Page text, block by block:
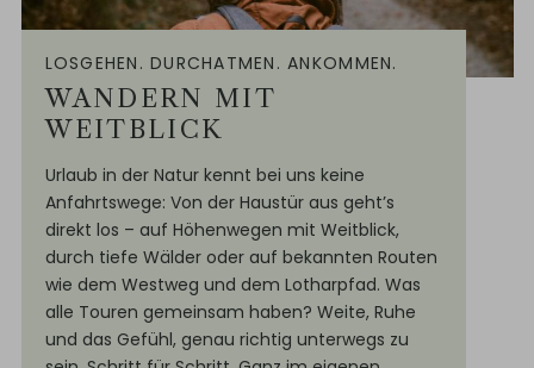
LOSGEHEN. DURCHATMEN. ANKOMMEN.
WANDERN MIT
WEITBLICK
Urlaub in der Natur kennt bei uns keine
Anfahrtswege: Von der Haustür aus geht’s
direkt los – auf Höhenwegen mit Weitblick,
durch tiefe Wälder oder auf bekannten Routen
wie dem Westweg und dem Lotharpfad. Was
alle Touren gemeinsam haben? Weite, Ruhe
und das Gefühl, genau richtig unterwegs zu